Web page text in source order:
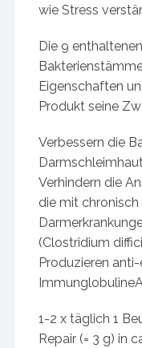
wie Stress
Die 9
Eigenschaften
Produkt seine
Verbessern die
Verhindern die
die mit
(Clostridium
Produzieren
1-2 x täglich 1
Repair (= 3 g) in